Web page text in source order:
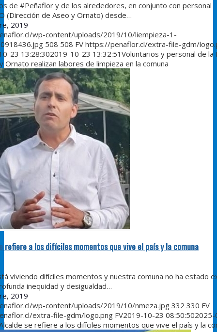
de #Peñaflor y de los alrededores, en conjunto con personal
(Dirección de Aseo y Ornato) desde…
2019
wp-content/uploads/2019/10/liempieza-1-
508 508 FV https://penaflor.cl/extra-file-gdm/
23 13:28:302019-10-23 13:32:51 Voluntarios y personal de la
Ornato realizan labores de limpieza en la comuna
refiere a los difíciles momentos que vive el país y la comuna
viviendo difíciles momentos y nuestra comuna no ha estado
inequidad y desigualdad…
2019
wp-content/uploads/2019/10/nmeza.jpg 332 330 FV
extra-file-gdm/logo.png FV2019-10-23 08:50:50
se refiere a los difíciles momentos que vive el país y la